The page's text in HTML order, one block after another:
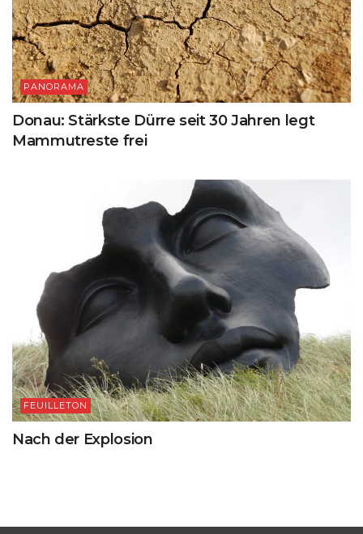
PANORAMA
Donau: Stärkste Dürre seit 30 Jahren legt
Mammutreste frei
FEUILLETON
Nach der Explosion